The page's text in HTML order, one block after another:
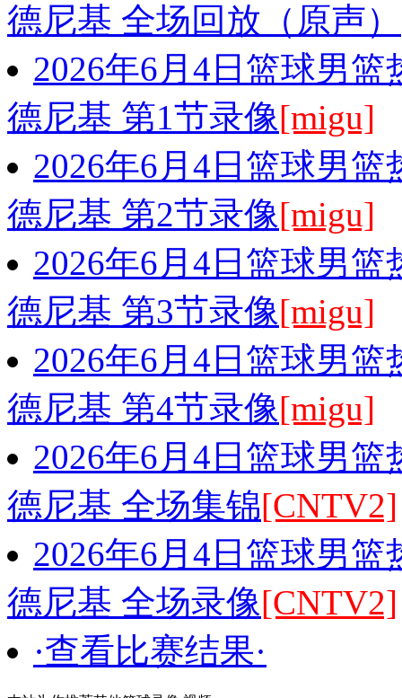
德尼基 全场回放（原声）
2026年6月4日篮球男
德尼基 第1节录像[migu]
2026年6月4日篮球男
德尼基 第2节录像[migu]
2026年6月4日篮球男
德尼基 第3节录像[migu]
2026年6月4日篮球男
德尼基 第4节录像[migu]
2026年6月4日篮球男
德尼基 全场集锦[CNTV2]
2026年6月4日篮球男
德尼基 全场录像[CNTV2]
·查看比赛结果·